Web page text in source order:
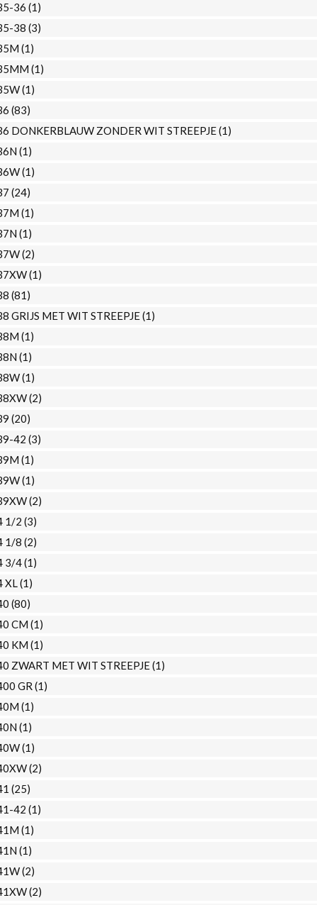
36 (1)
38 (3)
(1)
(1)
(1)
(83)
DONKERBLAUW ZONDER WIT STREEPJE(1)
(1)
(1)
(24)
(1)
(1)
(2)
(1)
(81)
GRIJS MET WIT STREEPJE(1)
(1)
(1)
(1)
(2)
(20)
42 (3)
(1)
(1)
(2)
1/2 (3)
1/8 (2)
3/4(1)
XL(1)
(80)
CM (1)
KM (1)
ZWART MET WIT STREEPJE(1)
GR (1)
(1)
(1)
(1)
(2)
(25)
42 (1)
(1)
(1)
(2)
(2)